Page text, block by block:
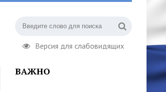
Версия для слабовидящих
ВАЖНО